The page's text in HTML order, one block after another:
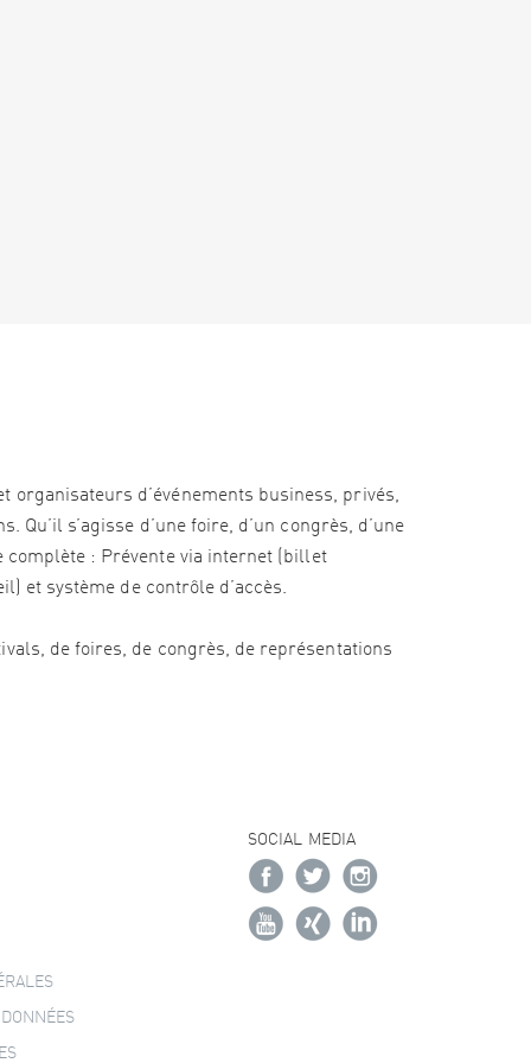
organisateurs d’événements business, privés,
s’agisse d’une foire, d’un congrès, d’une
complète : Prévente via internet (billet
et système de contrôle d’accès.
de foires, de congrès, de représentations
SOCIAL MEDIA